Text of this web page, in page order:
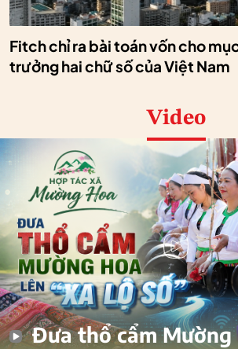
Fitch chỉ ra bài toán vốn cho
trưởng hai chữ số của Việt Nam
Video
Đưa thổ cẩm Mường